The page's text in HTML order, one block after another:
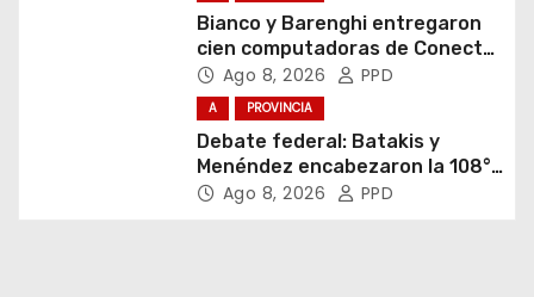
Bianco y Barenghi entregaron
cien computadoras de Conectar
Igualdad Bonaerense
Ago 8, 2026 PPD
A PROVINCIA
Debate federal: Batakis y
Menéndez encabezaron la 108°
Asamblea del CNV
Ago 8, 2026 PPD